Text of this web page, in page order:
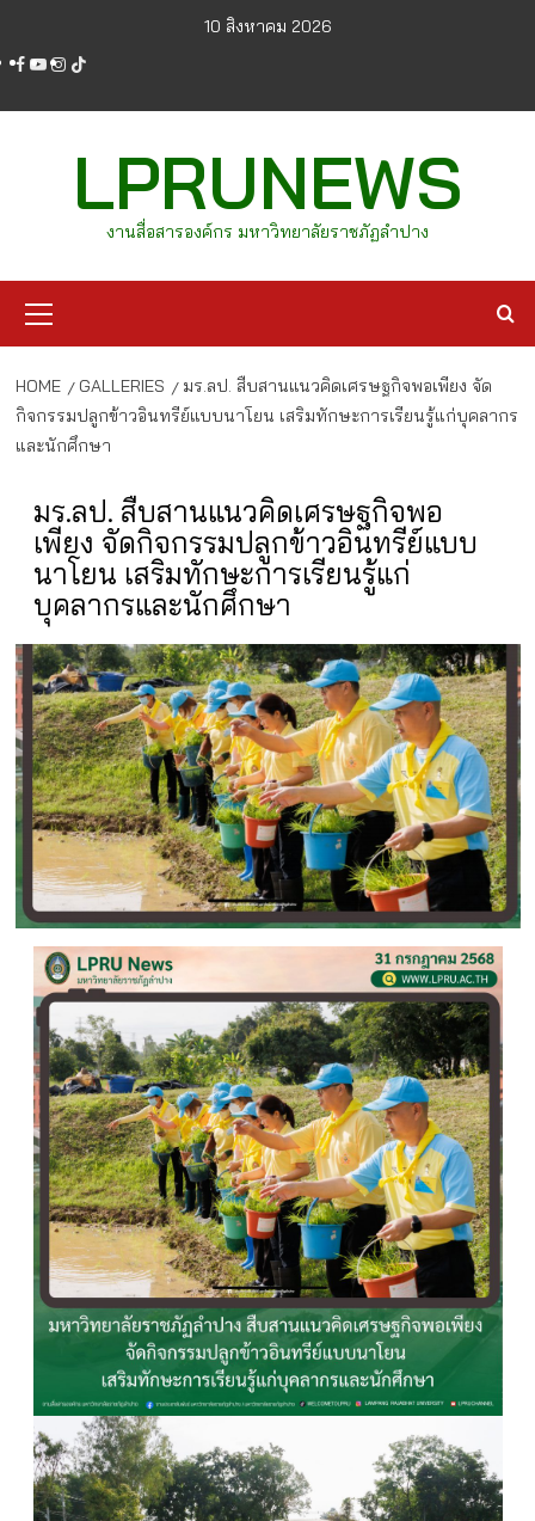
content
10 สิงหาคม 2026
facebook
youtube
instagram
tiktok
LPRUNEWS
งานสื่อสารองค์กร มหาวิทยาลัยราชภัฏลำปาง
Menu
HOME GALLERIES
มร.ลป. สืบสานแนวคิดเศรษฐกิจพอเพียง จัด
กิจกรรมปลูกข้าวอินทรีย์แบบนาโยน เสริมทักษะการเรียนรู้แก่บุคลากร
และนักศึกษา
มร.ลป. สืบสานแนวคิดเศรษฐกิจพอ
เพียง จัดกิจกรรมปลูกข้าวอินทรีย์แบบ
นาโยน เสริมทักษะการเรียนรู้แก่
บุคลากรและนักศึกษา